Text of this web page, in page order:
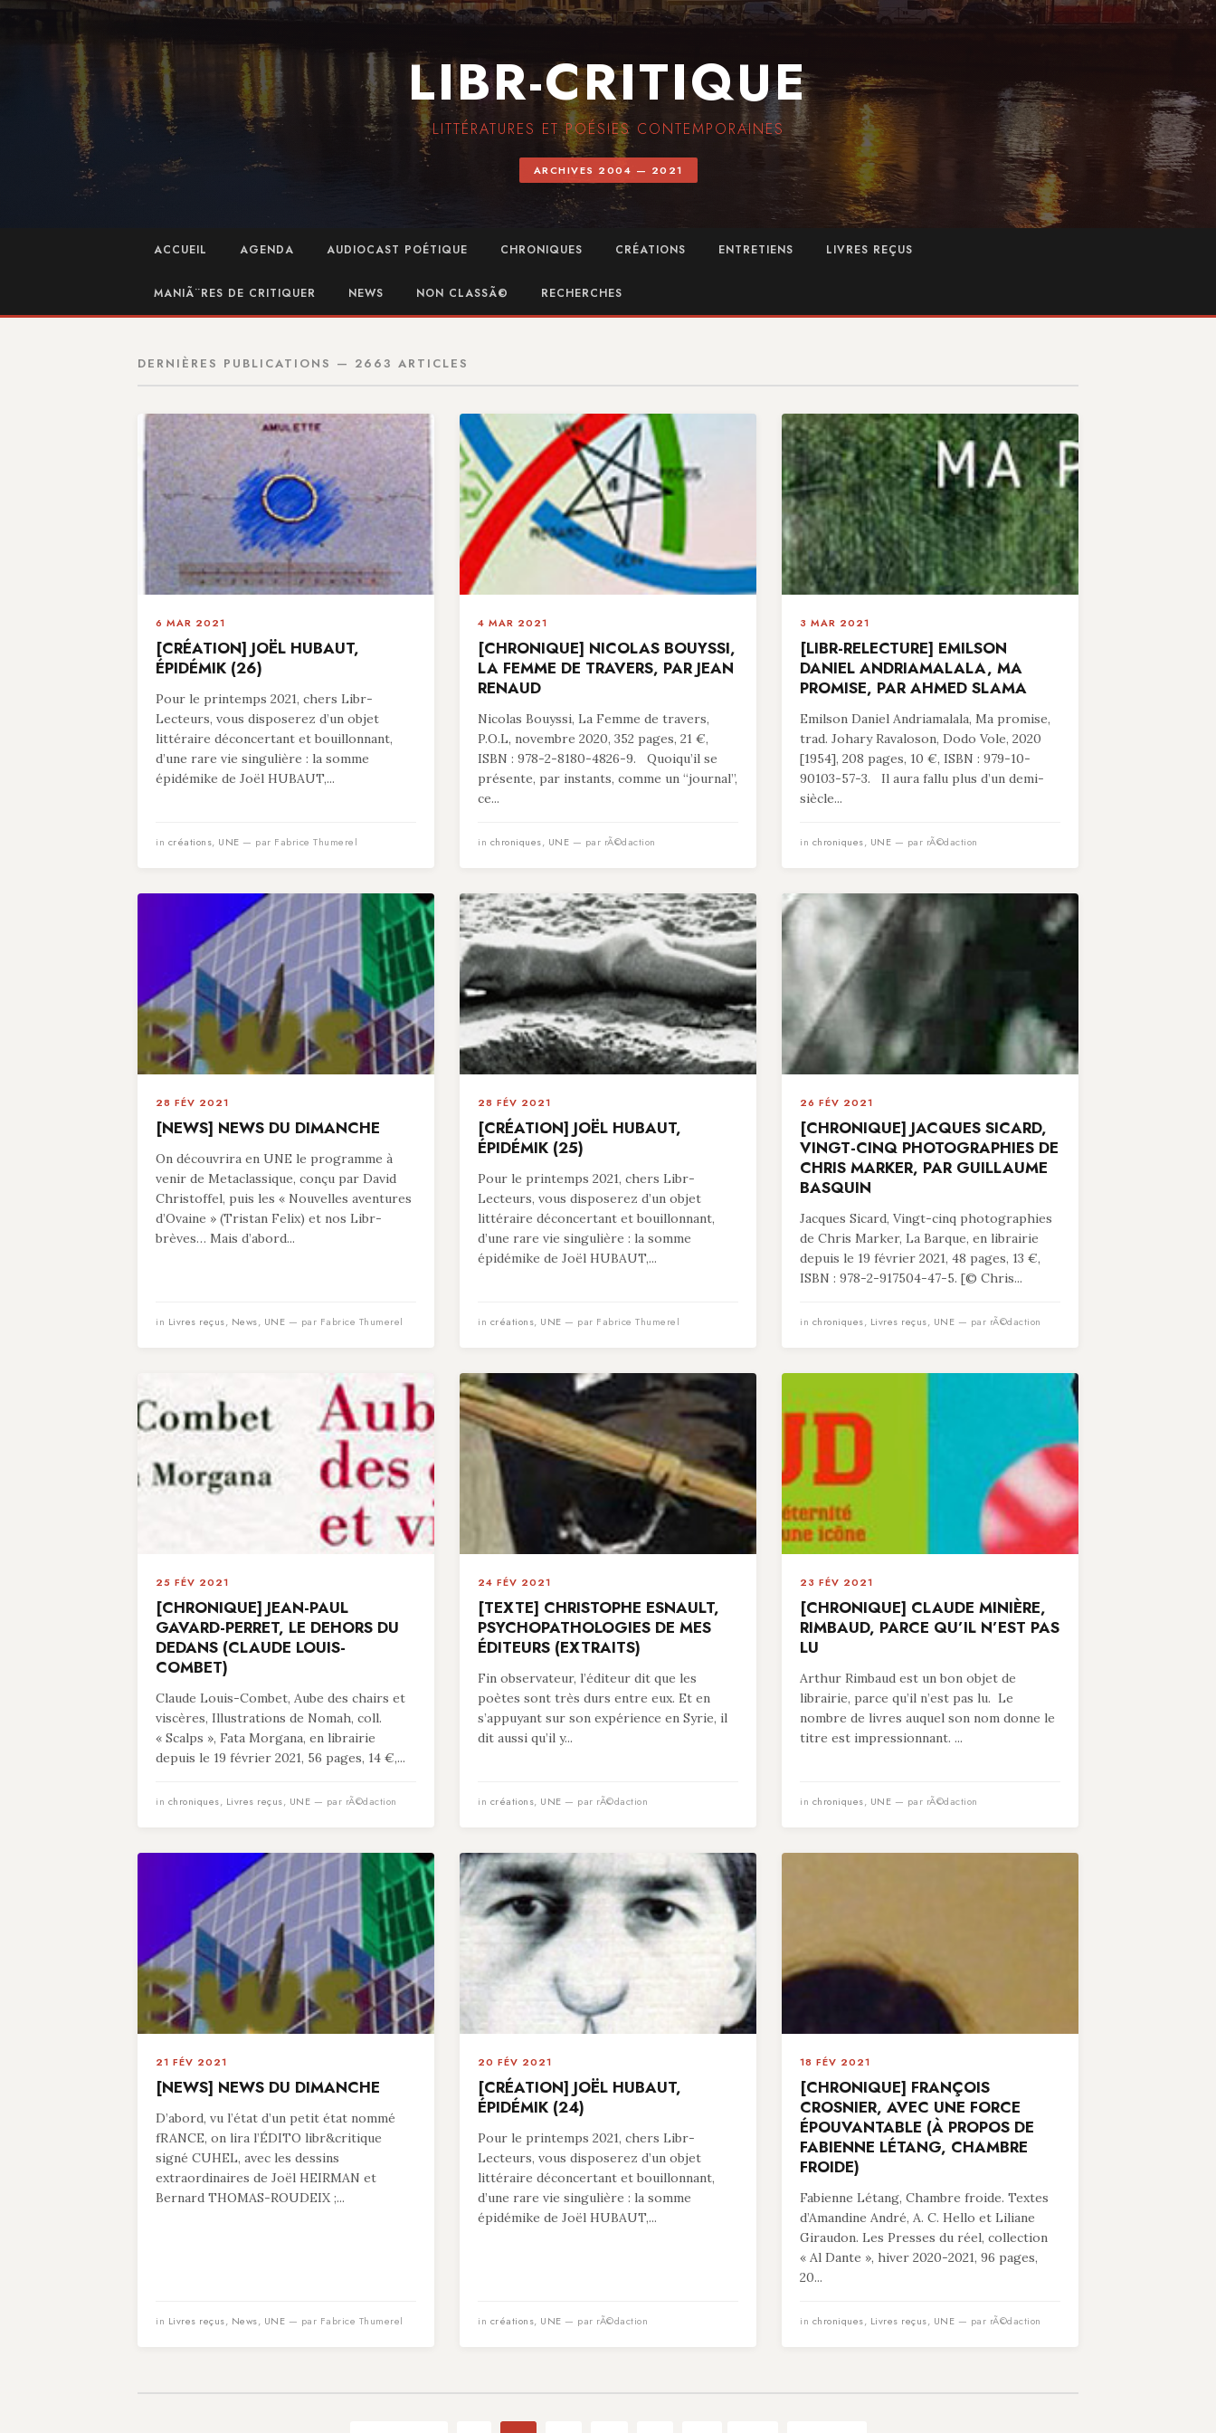
LIBR-CRITIQUE
LITTÉRATURES ET POÉSIES CONTEMPORAINES
ARCHIVES 2004 — 2021
ACCUEIL AGENDA AUDIOCAST POÉTIQUE CHRONIQUES CRÉATIONS ENTRETIENS LIVRES REÇUS
MANIÃ¨RES DE CRITIQUER NEWS NON CLASSÃ© RECHERCHES
DERNIÈRES PUBLICATIONS — 2663 ARTICLES
6 MAR 2021
[CRÉATION] JOËL HUBAUT,
ÉPIDÉMIK (26)
Pour le printemps 2021, chers Libr-
Lecteurs, vous disposerez d’un objet
littéraire déconcertant et bouillonnant,
d’une rare vie singulière : la somme
épidémike de Joël HUBAUT,...
in créations, UNE — par Fabrice Thumerel
4 MAR 2021
[CHRONIQUE] NICOLAS BOUYSSI,
LA FEMME DE TRAVERS, PAR JEAN
RENAUD
Nicolas Bouyssi, La Femme de travers,
P.O.L, novembre 2020, 352 pages, 21 €,
ISBN : 978-2-8180-4826-9. Quoiqu’il se
présente, par instants, comme un “journal”,
ce...
in chroniques, UNE — par rÃ©daction
3 MAR 2021
[LIBR-RELECTURE] EMILSON
DANIEL ANDRIAMALALA, MA
PROMISE, PAR AHMED SLAMA
Emilson Daniel Andriamalala, Ma promise,
trad. Johary Ravaloson, Dodo Vole, 2020
[1954], 208 pages, 10 €, ISBN : 979-10-
90103-57-3. Il aura fallu plus d’un demi-
siècle...
in chroniques, UNE — par rÃ©daction
28 FÉV 2021
[NEWS] NEWS DU DIMANCHE
On découvrira en UNE le programme à
venir de Metaclassique, conçu par David
Christoffel, puis les « Nouvelles aventures
d’Ovaine » (Tristan Felix) et nos Libr-
brèves… Mais d’abord...
in Livres reçus, News, UNE — par Fabrice Thumerel
28 FÉV 2021
[CRÉATION] JOËL HUBAUT,
ÉPIDÉMIK (25)
Pour le printemps 2021, chers Libr-
Lecteurs, vous disposerez d’un objet
littéraire déconcertant et bouillonnant,
d’une rare vie singulière : la somme
épidémike de Joël HUBAUT,...
in créations, UNE — par Fabrice Thumerel
26 FÉV 2021
[CHRONIQUE] JACQUES SICARD,
VINGT-CINQ PHOTOGRAPHIES DE
CHRIS MARKER, PAR GUILLAUME
BASQUIN
Jacques Sicard, Vingt-cinq photographies
de Chris Marker, La Barque, en librairie
depuis le 19 février 2021, 48 pages, 13 €,
ISBN : 978-2-917504-47-5. [© Chris...
in chroniques, Livres reçus, UNE — par rÃ©daction
25 FÉV 2021
[CHRONIQUE] JEAN-PAUL
GAVARD-PERRET, LE DEHORS DU
DEDANS (CLAUDE LOUIS-
COMBET)
Claude Louis-Combet, Aube des chairs et
viscères, Illustrations de Nomah, coll.
« Scalps », Fata Morgana, en librairie
depuis le 19 février 2021, 56 pages, 14 €,...
in chroniques, Livres reçus, UNE — par rÃ©daction
24 FÉV 2021
[TEXTE] CHRISTOPHE ESNAULT,
PSYCHOPATHOLOGIES DE MES
ÉDITEURS (EXTRAITS)
Fin observateur, l’éditeur dit que les
poètes sont très durs entre eux. Et en
s’appuyant sur son expérience en Syrie, il
dit aussi qu’il y...
in créations, UNE — par rÃ©daction
23 FÉV 2021
[CHRONIQUE] CLAUDE MINIÈRE,
RIMBAUD, PARCE QU’IL N’EST PAS
LU
Arthur Rimbaud est un bon objet de
librairie, parce qu’il n’est pas lu. Le
nombre de livres auquel son nom donne le
titre est impressionnant. ...
in chroniques, UNE — par rÃ©daction
21 FÉV 2021
[NEWS] NEWS DU DIMANCHE
D’abord, vu l’état d’un petit état nommé
fRANCE, on lira l’ÉDITO libr&critique
signé CUHEL, avec les dessins
extraordinaires de Joël HEIRMAN et
Bernard THOMAS-ROUDEIX ;...
in Livres reçus, News, UNE — par Fabrice Thumerel
20 FÉV 2021
[CRÉATION] JOËL HUBAUT,
ÉPIDÉMIK (24)
Pour le printemps 2021, chers Libr-
Lecteurs, vous disposerez d’un objet
littéraire déconcertant et bouillonnant,
d’une rare vie singulière : la somme
épidémike de Joël HUBAUT,...
in créations, UNE — par rÃ©daction
18 FÉV 2021
[CHRONIQUE] FRANÇOIS
CROSNIER, AVEC UNE FORCE
ÉPOUVANTABLE (À PROPOS DE
FABIENNE LÉTANG, CHAMBRE
FROIDE)
Fabienne Létang, Chambre froide. Textes
d’Amandine André, A. C. Hello et Liliane
Giraudon. Les Presses du réel, collection
« Al Dante », hiver 2020-2021, 96 pages,
20...
in chroniques, Livres reçus, UNE — par rÃ©daction